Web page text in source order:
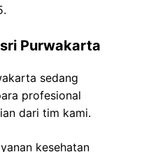
Purwakarta
sedang
profesional
dari tim kami.
kesehatan